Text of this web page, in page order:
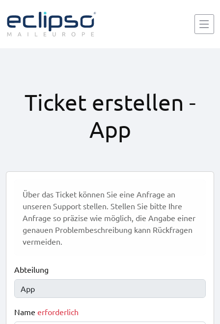
Ticket erstellen -
App
Über das Ticket können Sie eine Anfrage an
unseren Support stellen. Stellen Sie bitte Ihre
Anfrage so präzise wie möglich, die Angabe einer
genauen Problembeschreibung kann Rückfragen
vermeiden.
Abteilung
Name erforderlich